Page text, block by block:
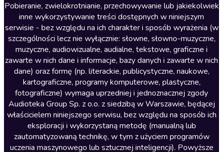
Literatura anglojęzyczna
Literatura faktu
Literatura obyczajowa
Literatura piękna obca
Literatura piękna polska
Nagrania relaksacyjne
Nauka języków
Nauki humanistyczne
Podcasty i audycje
Pobieranie, zwielokrotnianie, przechowywanie lub jakiekolwiek
inne wykorzystywanie treści dostępnych w niniejszym
serwisie - bez względu na ich charakter i sposób wyrażenia (w
szczególności lecz nie wyłącznie: słowne, słowno-muzyczne,
muzyczne, audiowizualne, audialne, tekstowe, graficzne i
zawarte w nich dane i informacje, bazy danych i zawarte w nich
dane) oraz formę (np. literackie, publicystyczne, naukowe,
kartograficzne, programy komputerowe, plastyczne,
fotograficzne) wymaga uprzedniej i jednoznacznej zgody
Audioteka Group Sp. z o.o. z siedzibą w Warszawie, będącej
właścicielem niniejszego serwisu, bez względu na sposób ich
eksploracji i wykorzystaną metodę (manualną lub
zautomatyzowaną technikę, w tym z użyciem programów
uczenia maszynowego lub sztucznej inteligencji). Powyższe